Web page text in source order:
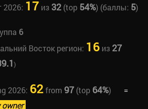
2026: 17 из 32(top 54%) (баллы: 5)
6
Восток регион: 16из 27
)
2026: 62from 97(top 64%)
=
owner